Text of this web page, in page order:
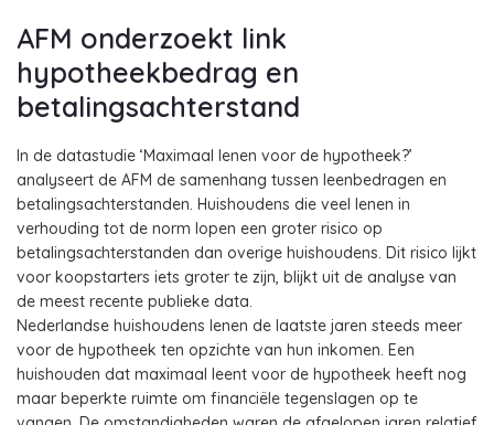
AFM onderzoekt link
hypotheekbedrag en
betalingsachterstand
In de datastudie ‘Maximaal lenen voor de hypotheek?’
analyseert de AFM de samenhang tussen leenbedragen en
betalingsachterstanden. Huishoudens die veel lenen in
verhouding tot de norm lopen een groter risico op
betalingsachterstanden dan overige huishoudens. Dit risico lijkt
voor koopstarters iets groter te zijn, blijkt uit de analyse van
de meest recente publieke data.
Nederlandse huishoudens lenen de laatste jaren steeds meer
voor de hypotheek ten opzichte van hun inkomen. Een
huishouden dat maximaal leent voor de hypotheek heeft nog
maar beperkte ruimte om financiële tegenslagen op te